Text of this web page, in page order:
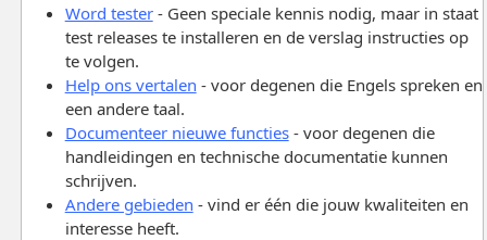
Word tester- Geen speciale kennis nodig, maar in staat
test releases te installeren en de verslag instructies op
te volgen.
Help ons vertalen - voor degenen die Engels spreken en
een andere taal.
Documenteer nieuwe functies- voor degenen die
handleidingen en technische documentatie kunnen
schrijven.
Andere gebieden - vind er één die jouw kwaliteiten en
interesse heeft.